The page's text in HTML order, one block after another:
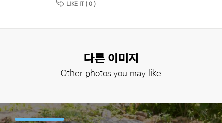
LIKE IT ( 0 )
다른 이미지
Other photos you may like